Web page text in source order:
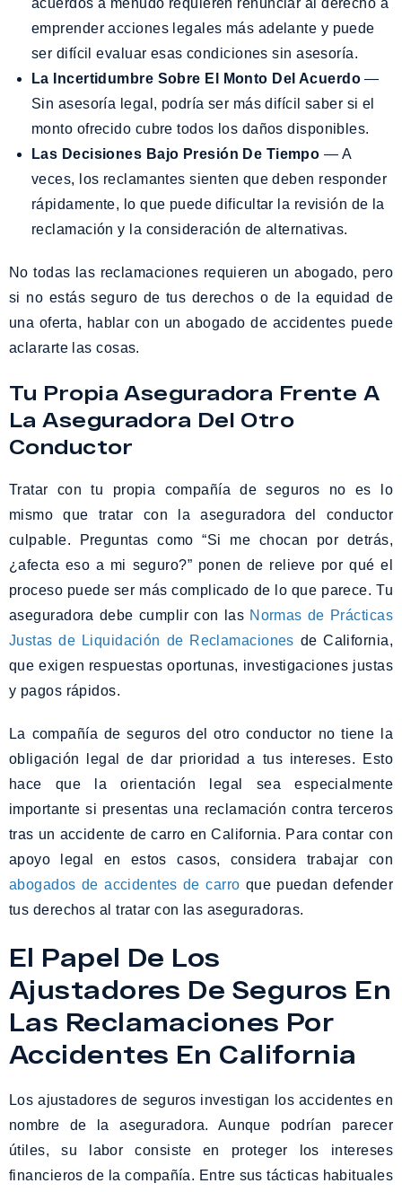
acuerdos a menudo requieren renunciar al derecho a
emprender acciones legales más adelante y puede
ser difícil evaluar esas condiciones sin asesoría.
La Incertidumbre Sobre El Monto Del Acuerdo —
Sin asesoría legal, podría ser más difícil saber si el
monto ofrecido cubre todos los daños disponibles.
Las Decisiones Bajo Presión De Tiempo — A
veces, los reclamantes sienten que deben responder
rápidamente, lo que puede dificultar la revisión de la
reclamación y la consideración de alternativas.
No todas las reclamaciones requieren un abogado, pero
si no estás seguro de tus derechos o de la equidad de
una oferta, hablar con un abogado de accidentes puede
aclararte las cosas.
Tu Propia Aseguradora Frente A
La Aseguradora Del Otro
Conductor
Tratar con tu propia compañía de seguros no es lo
mismo que tratar con la aseguradora del conductor
culpable. Preguntas como “Si me chocan por detrás,
¿afecta eso a mi seguro?” ponen de relieve por qué el
proceso puede ser más complicado de lo que parece. Tu
aseguradora debe cumplir con las Normas de Prácticas
Justas de Liquidación de Reclamaciones de California,
que exigen respuestas oportunas, investigaciones justas
y pagos rápidos.
La compañía de seguros del otro conductor no tiene la
obligación legal de dar prioridad a tus intereses. Esto
hace que la orientación legal sea especialmente
importante si presentas una reclamación contra terceros
tras un accidente de carro en California. Para contar con
apoyo legal en estos casos, considera trabajar con
abogados de accidentes de carro que puedan defender
tus derechos al tratar con las aseguradoras.
El Papel De Los
Ajustadores De Seguros En
Las Reclamaciones Por
Accidentes En California
Los ajustadores de seguros investigan los accidentes en
nombre de la aseguradora. Aunque podrían parecer
útiles, su labor consiste en proteger los intereses
financieros de la compañía. Entre sus tácticas habituales